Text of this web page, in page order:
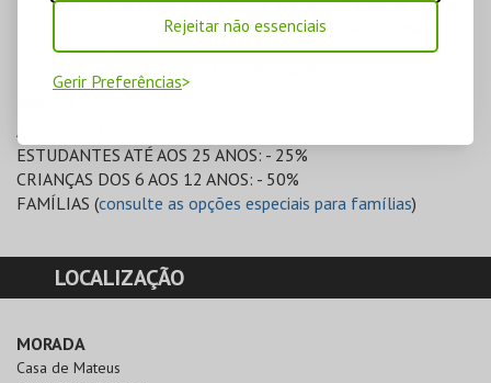
Rejeitar não essenciais
Gerir Preferências
ou por pais e estudantes, mediante comprovativo, até
aos 25 anos.
ADULTOS: 13,50€
ESTUDANTES ATÉ AOS 25 ANOS: - 25%
CRIANÇAS DOS 6 AOS 12 ANOS: - 50%
FAMÍLIAS (consulte as opções especiais para famílias)
LOCALIZAÇÃO
MORADA
Casa de Mateus